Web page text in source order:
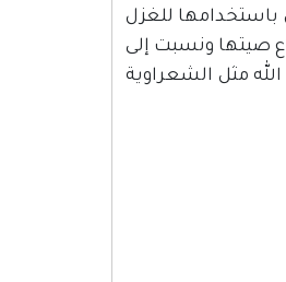
باستخدامها للغزل
صيتها ونسبت إلى
مثل الشعراوية